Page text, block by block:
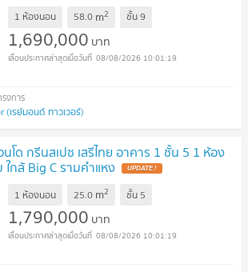
1 ห้องนอน 58.0 m2 ชั้น9
1,690,000 บาท
08/08/2026 10:01:19
(เรย์มอนด์ ทาวเวอร์)
โด กรีนสเปซ เสรีไทย อาคาร 1 ชั้น 5 1 ห้อง
กล้ Big C รามคำแหง
1 ห้องนอน 25.0 m2 ชั้น 5
1,790,000 บาท
08/08/2026 10:01:19